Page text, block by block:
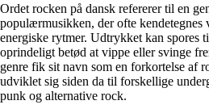
Ordet rocken på dansk refererer til en
populærmusikken, der ofte kendetegnes
energiske rytmer. Udtrykket kan spores
oprindeligt betød at vippe eller svinge
genre fik sit navn som en forkortelse af
udviklet sig siden da til forskellige
punk og alternative rock.